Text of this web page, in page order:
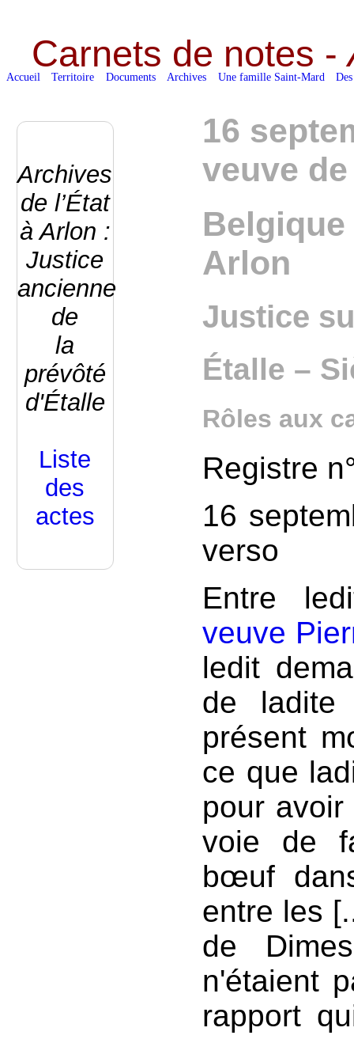
Carnets de notes -
Accueil Territoire Documents Archives Une famille Saint-Mard
16
veuve
Belgique
Arlon
Justice
Étalle –
Rôles aux
Registre
16
verso
Entre
veuve
ledit
de ladite
présent
ce que
pour
voie de
bœuf
entre les
de
n'étaient
rapport
Archives
de l’État
à Arlon :
Justice
ancienne
de
la
prévôté
d'Étalle
Liste
des
actes